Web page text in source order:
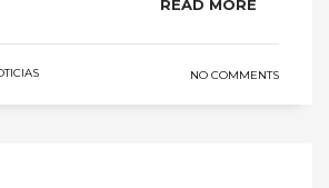
READ MORE
NO COMMENTS